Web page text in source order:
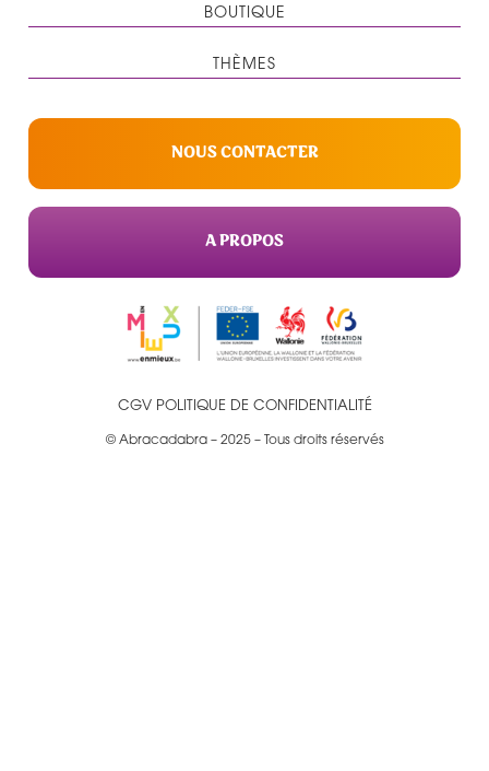
BOUTIQUE
THÈMES
NOUS CONTACTER
A PROPOS
CGV POLITIQUE DE CONFIDENTIALITÉ
© Abracadabra – 2025 – Tous droits réservés